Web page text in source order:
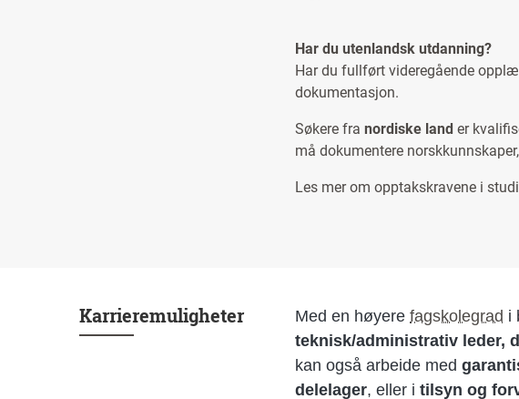
Har du utenlandsk utdanning?
Har du fullført videregående
dokumentasjon.
Søkere franordiske land er
må dokumentere
Les mer om opptakskravene i
Karrieremuligheter Med en høyerefagskolegrad i
teknisk/administrativ leder,
kan også arbeide med
delelager, eller itilsyn og